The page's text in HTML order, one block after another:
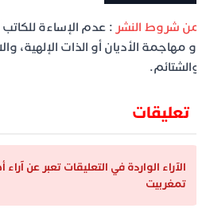
شروط النشر: عدم الإساءة للكاتب
مهاجمة الأديان أو الذات الإلهية،
تعليقات
الآراء الواردة في التعليقات تعبر عن آراء
تمغربيت